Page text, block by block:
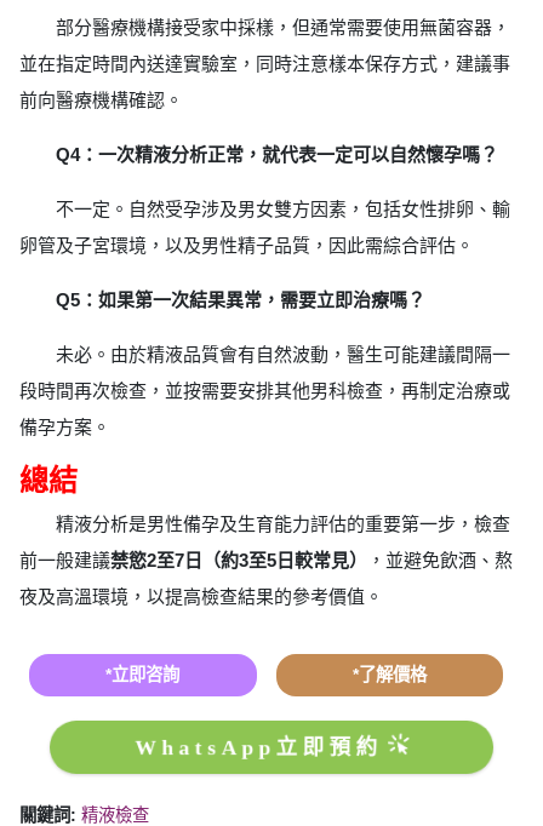
部分醫療機構接受家中採樣，但通常需要使用無菌容器，
並在指定時間內送達實驗室，同時注意樣本保存方式，建議事
前向醫療機構確認。
Q4：一次精液分析正常，就代表一定可以自然懷孕嗎？
不一定。自然受孕涉及男女雙方因素，包括女性排卵、輸
卵管及子宮環境，以及男性精子品質，因此需綜合評估。
Q5：如果第一次結果異常，需要立即治療嗎？
未必。由於精液品質會有自然波動，醫生可能建議間隔一
段時間再次檢查，並按需要安排其他男科檢查，再制定治療或
備孕方案。
總結
精液分析是男性備孕及生育能力評估的重要第一步，檢查
前一般建議禁慾2至7日（約3至5日較常見）
，並避免飲酒、熬
夜及高溫環境，以提高檢查結果的參考價值。
*立即咨詢 *了解價格
WhatsApp立即預約
關鍵詞: 精液檢查